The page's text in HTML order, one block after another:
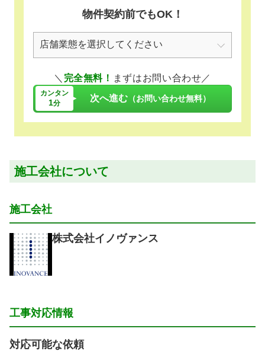
物件契約前でもOK！
＼ 完全無料！ まずはお問い合わせ／
カンタン
1分 次へ進む （お問い合わせ無料）
施工会社について
施工会社
株式会社イノヴァンス
工事対応情報
対応可能な依頼